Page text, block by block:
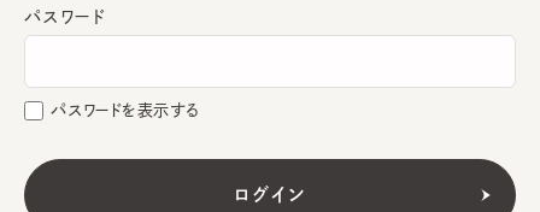
パスワード
パスワードを表示する